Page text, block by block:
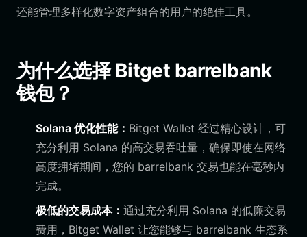
还能管理多样化数字资产组合的用户的绝佳工具。
为什么选择 Bitget barrelbank
钱包？
Solana 优化性能： Bitget Wallet 经过精心设计，可
充分利用 Solana 的高交易吞吐量，确保即使在网络
高度拥堵期间，您的 barrelbank 交易也能在毫秒内
完成。
极低的交易成本： 通过充分利用 Solana 的低廉交易
费用，Bitget Wallet 让您能够与 barrelbank 生态系